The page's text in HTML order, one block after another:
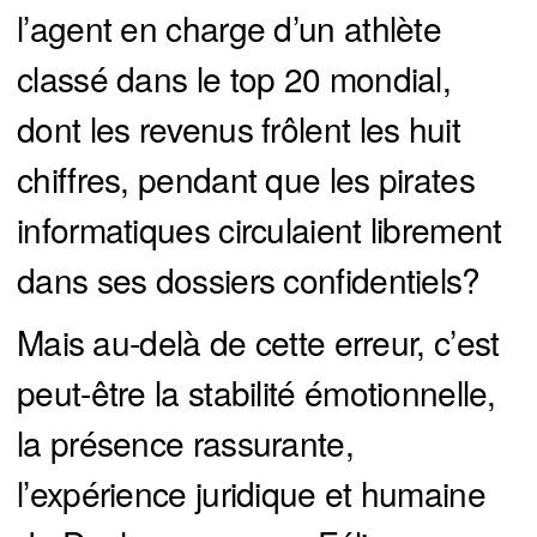
l’agent en charge d’un athlète
classé dans le top 20 mondial,
dont les revenus frôlent les huit
chiffres, pendant que les pirates
informatiques circulaient librement
dans ses dossiers confidentiels?
Mais au-delà de cette erreur, c’est
peut-être la stabilité émotionnelle,
la présence rassurante,
l’expérience juridique et humaine